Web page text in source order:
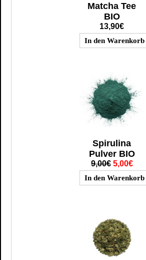
Matcha Tee
BIO
13,90€
Spirulina
Pulver BIO
9,00€ 5,00€